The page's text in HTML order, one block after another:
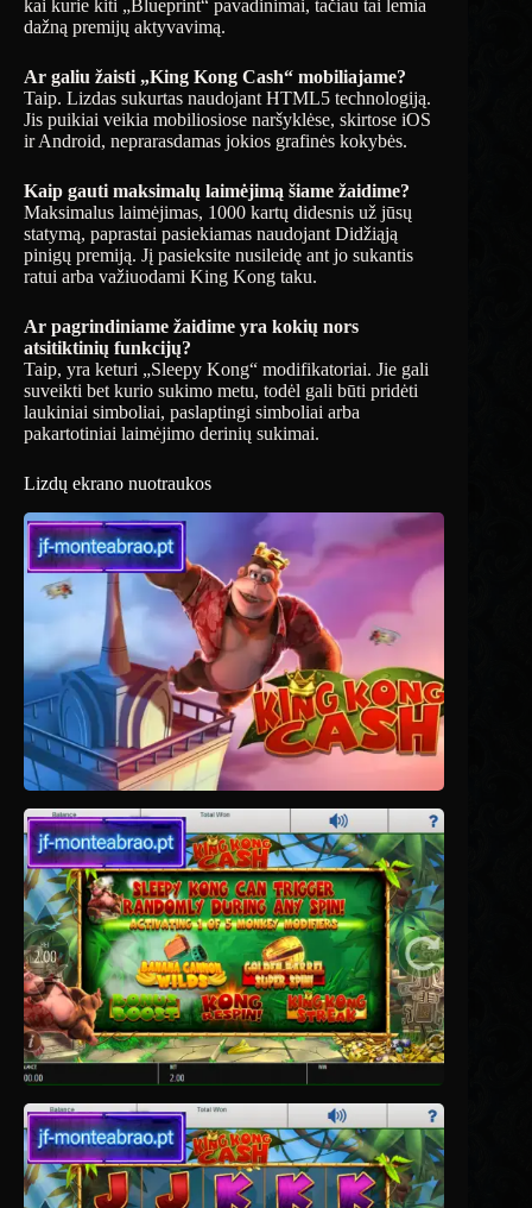
kai kurie kiti „Blueprint“ pavadinimai, tačiau tai lemia
dažną premijų aktyvavimą.
Ar galiu žaisti „King Kong Cash“ mobiliajame?
Taip. Lizdas sukurtas naudojant HTML5 technologiją.
Jis puikiai veikia mobiliosiose naršyklėse, skirtose iOS
ir Android, neprarasdamas jokios grafinės kokybės.
Kaip gauti maksimalų laimėjimą šiame žaidime?
Maksimalus laimėjimas, 1000 kartų didesnis už jūsų
statymą, paprastai pasiekiamas naudojant Didžiąją
pinigų premiją. Jį pasieksite nusileidę ant jo sukantis
ratui arba važiuodami King Kong taku.
Ar pagrindiniame žaidime yra kokių nors
atsitiktinių funkcijų?
Taip, yra keturi „Sleepy Kong“ modifikatoriai. Jie gali
suveikti bet kurio sukimo metu, todėl gali būti pridėti
laukiniai simboliai, paslaptingi simboliai arba
pakartotiniai laimėjimo derinių sukimai.
Lizdų ekrano nuotraukos